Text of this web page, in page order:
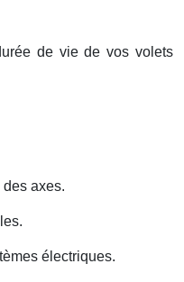
de vie de vos volets
axes.
électriques.